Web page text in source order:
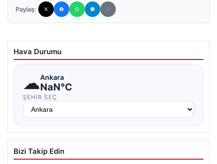
Paylaş:
Hava Durumu
☁Ankara
NaN°C
ŞEHIR SEÇ
Bizi Takip Edin